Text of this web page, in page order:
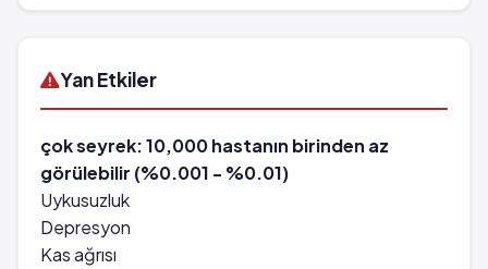
Yan Etkiler
çok seyrek: 10,000 hastanın birinden az
görülebilir (%0.001 - %0.01)
Uykusuzluk
Depresyon
Kas ağrısı